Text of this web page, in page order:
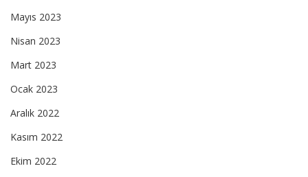
Mayıs 2023
Nisan 2023
Mart 2023
Ocak 2023
Aralık 2022
Kasım 2022
Ekim 2022